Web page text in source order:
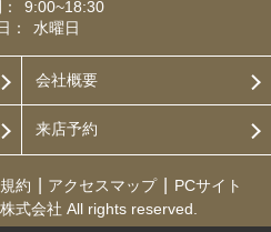
9:00~18:30
：
水曜日
会社概要
来店予約
約 アクセスマップ
PCサイト
式会社 All rights reserved.